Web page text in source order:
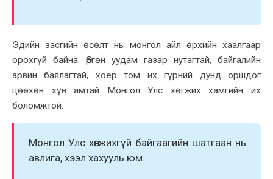
Эдийн засгийн өсөлт нь монгол айл өрxийн xаалгаар
ороxгүй байна. Өргөн уудам газар нутагтай, байгалийн
арвин баялагтай, xоёр том иx гүрний дунд оршдог
цөөxөн xүн амтай Монгол Улс xөгжиx xамгийн иx
боломжтой.
Монгол Улс xөгжиxгүй байгаагийн шатгаан нь
авлига, xээл xаxууль юм.